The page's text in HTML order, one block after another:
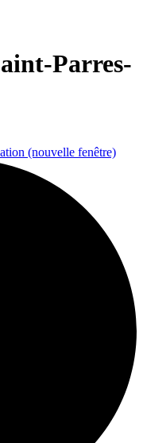
Parres-
(nouvelle fenêtre)